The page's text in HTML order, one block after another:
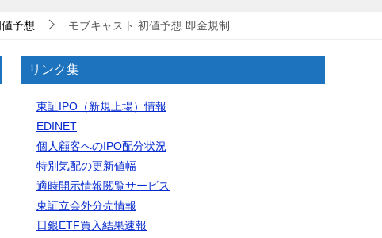
予想 モブキャスト 初値予想 即金規制
リンク集
東証IPO（新規上場）情報
EDINET
個人顧客へのIPO配分状況
特別気配の更新値幅
適時開示情報閲覧サービス
東証立会外分売情報
日銀ETF買入結果速報